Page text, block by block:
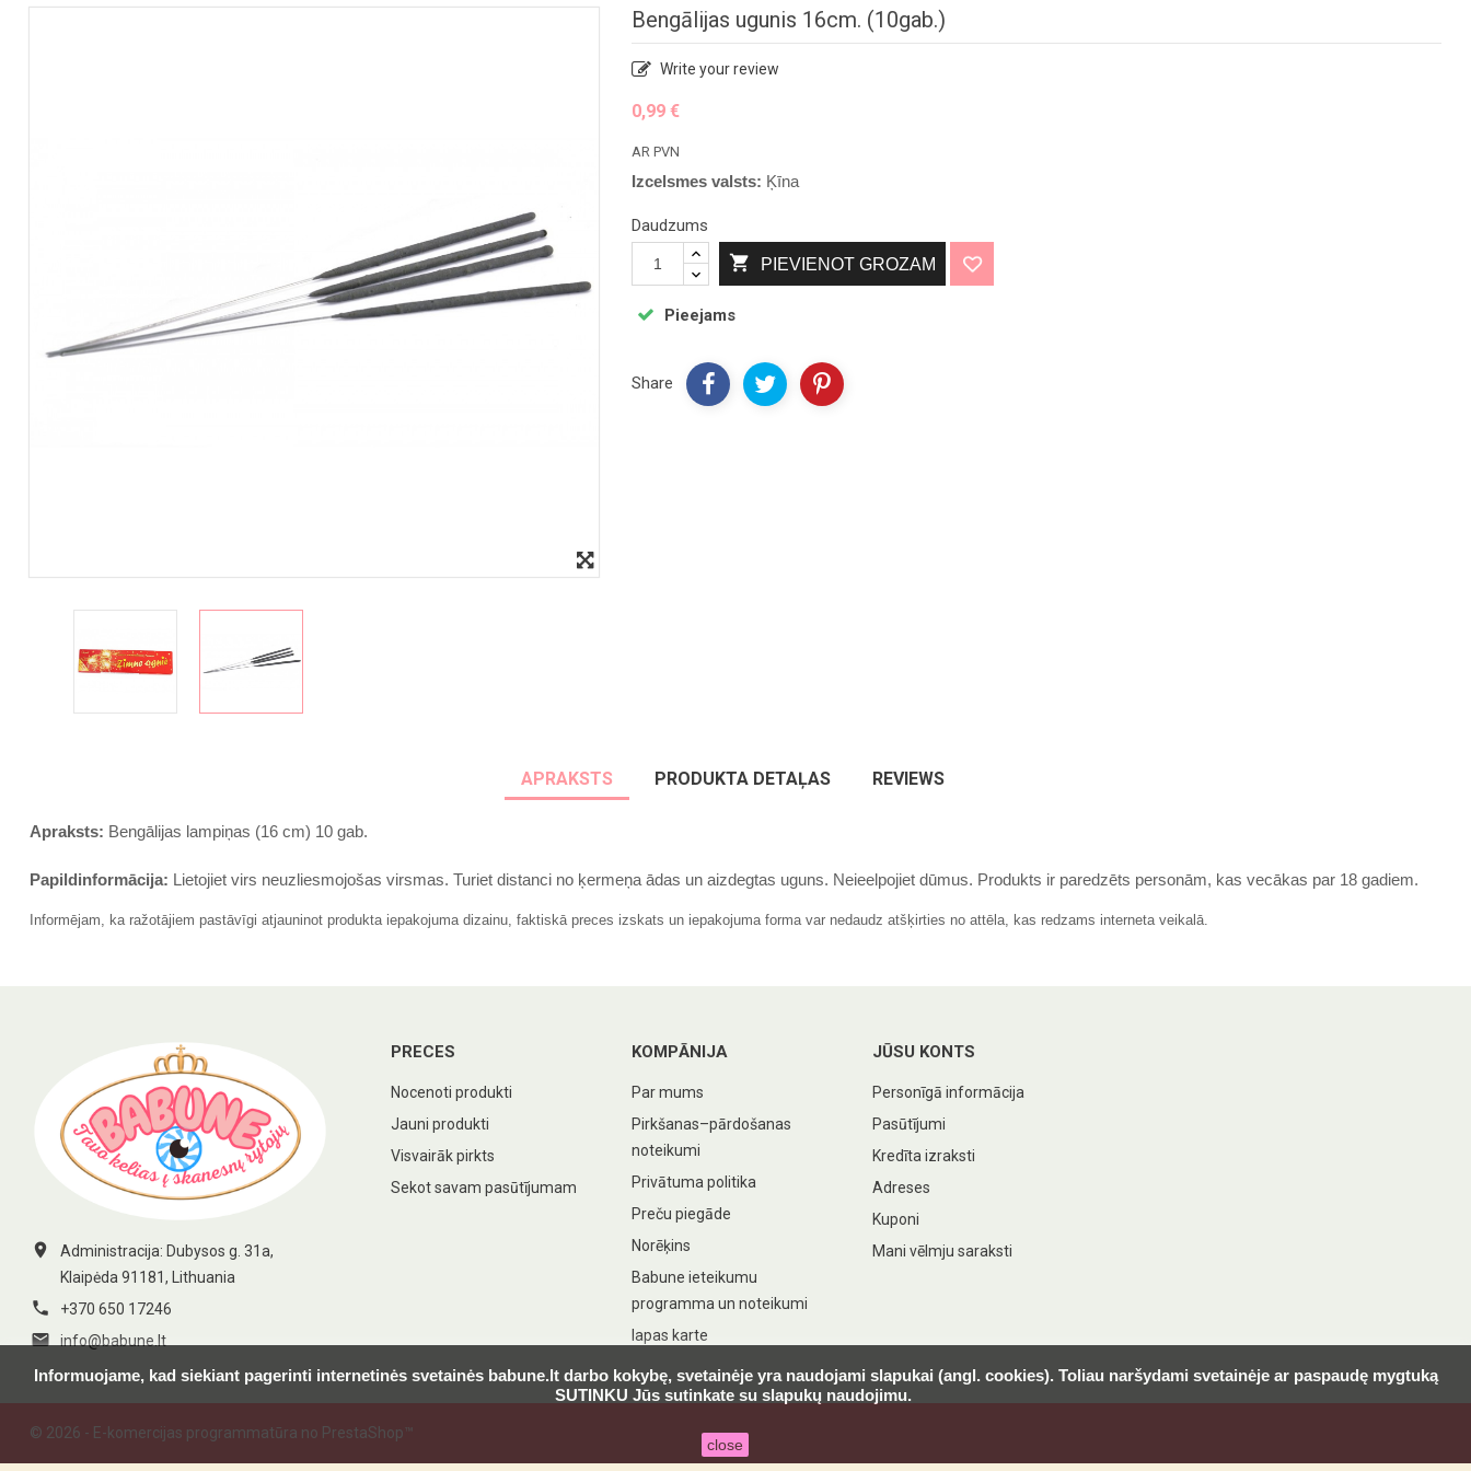
Bengālijas ugunis 16cm. (10gab.)
Write your review
0,99 €
AR PVN
Izcelsmes valsts: Ķīna
Daudzums
 PIEVIENOT GROZAM
Pieejams
Share
APRAKSTS PRODUKTA DETAĻAS REVIEWS
Apraksts: Bengālijas lampiņas (16 cm) 10 gab.
Papildinformācija: Lietojiet virs neuzliesmojošas virsmas. Turiet distanci no ķermeņa ādas un aizdegtas uguns. Neieelpojiet dūmus. Produkts ir paredzēts personām, kas vecākas par 18 gadiem.
Informējam, ka ražotājiem pastāvīgi atjauninot produkta iepakojuma dizainu, faktiskā preces izskats un iepakojuma forma var nedaudz atšķirties no attēla, kas redzams interneta veikalā.

Administracija: Dubysos g. 31a,
Klaipėda 91181, Lithuania
 +370 650 17246
 info@babune.lt
PRECES
Nocenoti produkti
Jauni produkti
Visvairāk pirkts
Sekot savam pasūtījumam
KOMPĀNIJA
Par mums
Pirkšanas–pārdošanas
noteikumi
Privātuma politika
Preču piegāde
Norēķins
Babune ieteikumu
programma un noteikumi
lapas karte
JŪSU KONTS
Personīgā informācija
Pasūtījumi
Kredīta izraksti
Adreses
Kuponi
Mani vēlmju saraksti
Informuojame, kad siekiant pagerinti internetinės svetainės babune.lt darbo kokybę, svetainėje yra naudojami slapukai (angl. cookies). Toliau naršydami svetainėje ar paspaudę mygtuką
SUTINKU Jūs sutinkate su slapukų naudojimu.
close
© 2026 - E-komercijas programmatūra no PrestaShop™